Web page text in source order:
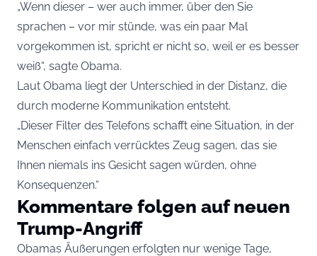
„Wenn dieser – wer auch immer, über den Sie
sprachen – vor mir stünde, was ein paar Mal
vorgekommen ist, spricht er nicht so, weil er es besser
weiß“, sagte Obama.
Laut Obama liegt der Unterschied in der Distanz, die
durch moderne Kommunikation entsteht.
„Dieser Filter des Telefons schafft eine Situation, in der
Menschen einfach verrücktes Zeug sagen, das sie
Ihnen niemals ins Gesicht sagen würden, ohne
Konsequenzen.“
Kommentare folgen auf neuen
Trump-Angriff
Obamas Äußerungen erfolgten nur wenige Tage,